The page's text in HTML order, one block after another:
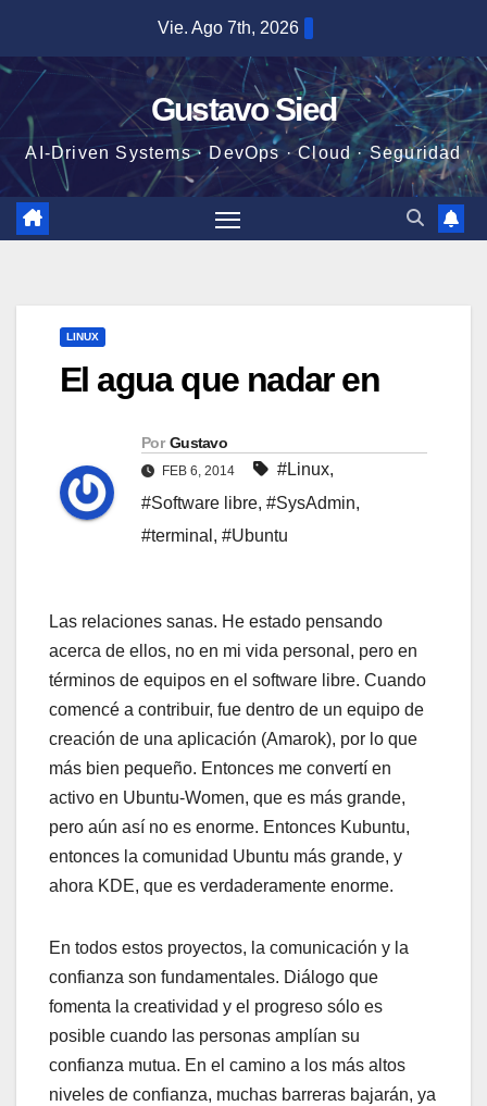
contenido
Vie. Ago 7th, 2026
Gustavo Sied
AI-Driven Systems · DevOps · Cloud · Seguridad
LINUX
El agua que nadar en
Por Gustavo
FEB 6, 2014 #Linux,
#Software libre, #SysAdmin,
#terminal , #Ubuntu
Las relaciones sanas. He estado pensando
acerca de ellos, no en mi vida personal, pero en
términos de equipos en el software libre. Cuando
comencé a contribuir, fue dentro de un equipo de
creación de una aplicación (Amarok), por lo que
más bien pequeño. Entonces me convertí en
activo en Ubuntu-Women, que es más grande,
pero aún así no es enorme. Entonces Kubuntu,
entonces la comunidad Ubuntu más grande, y
ahora KDE, que es verdaderamente enorme.
En todos estos proyectos, la comunicación y la
confianza son fundamentales. Diálogo que
fomenta la creatividad y el progreso sólo es
posible cuando las personas amplían su
confianza mutua. En el camino a los más altos
niveles de confianza, muchas barreras bajarán, ya